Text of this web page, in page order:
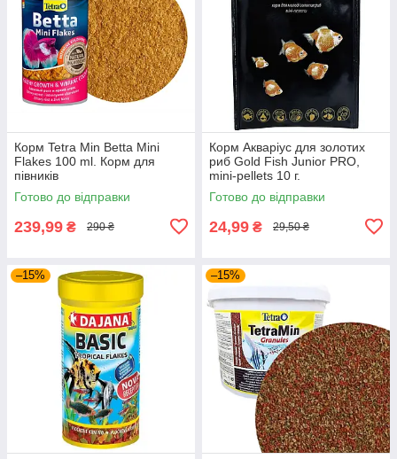
Корм Tetra Min Betta Mini
Flakes 100 ml. Корм для
півників
Готово до відправки
239,99 ₴ 290 ₴
Корм Акваріус для золотих
риб Gold Fish Junior PRO,
mini-pellets 10 г.
Готово до відправки
24,99 ₴ 29,50 ₴
–15% –15%